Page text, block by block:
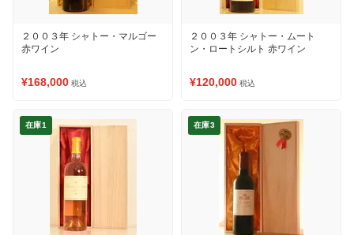
２００３年 シャトー・マルゴー
赤ワイン
¥168,000 税込
２００３年 シャトー・ムート
ン・ロートシルト 赤ワイン
¥120,000 税込
在庫1 在庫3